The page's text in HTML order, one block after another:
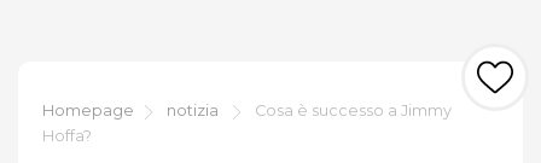
Homepage notizia
Cosa è successo a Jimmy
Hoffa?